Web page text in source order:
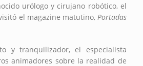
urólogo y cirujano robótico, el
el magazine matutino, Portadas
y tranquilizador, el especialista
animadores sobre la realidad de